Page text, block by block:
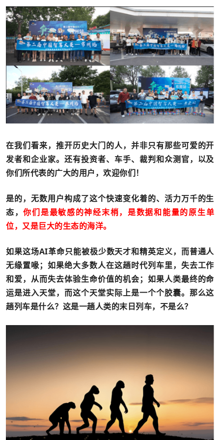
在我们看来，推开历史大门的人，并非只有那些可爱的开
发者和企业家。还有投资者、车手、裁判和众测官，以及
你们所代表的广大的用户，欢迎你们！
是的，无数用户构成了这个快速变化着的、活力万千的生
态，你们是最敏感的神经末梢，是数据和能量的原生单
位，又是巨大的生态的海洋。
如果这场AI革命只能被极少数天才和精英定义，而普通人
无缘置喙；如果绝大多数人在这趟时代列车里，失去工作
和爱，从而失去体验生命价值的机会；如果人类最终的命
运是进入天堂，而这个天堂实际上是一个个胶囊。那么这
趟列车是什么？这是一趟人类的末日列车，不是么？